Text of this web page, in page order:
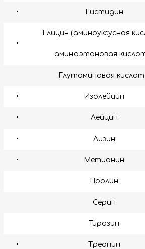
• Гистидин
•
Глицин (аминоуксусная
аминоэтановая
Глутаминовая
• Изолейцин
• Лейцин
• Лизин
• Метионин
Пролин
Серин
Тирозин
• Треонин